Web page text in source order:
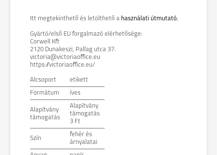
Itt megtekinthető és letölthető a használati útmutató.
Gyártó/első EU forgalmazó elérhetősége:
Corwell Kft
2120 Dunakeszi, Pallag utca 37.
victoria@victoriaoffice.eu
https://victoriaoffice.eu/
Alcsoport etikett
Formátum íves
Alapítvány
támogatás
Alapítvány
támogatás
3 Ft
Szín
fehér és
árnyalatai